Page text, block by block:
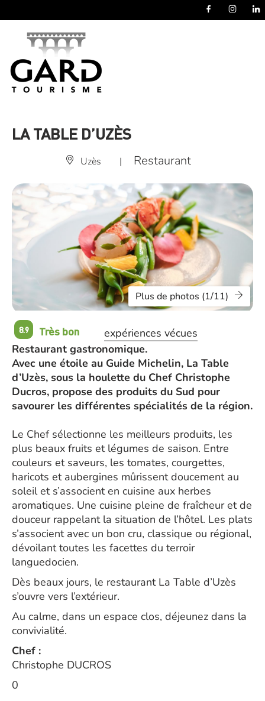
LA TABLE D’UZÈS
Uzès | Restaurant
Plus de photos (1/11)
8.9 Très bon
expériences vécues
Restaurant gastronomique.
Avec une étoile au Guide Michelin, La Table
d’Uzès, sous la houlette du Chef Christophe
Ducros, propose des produits du Sud pour
savourer les différentes spécialités de la région.
Le Chef sélectionne les meilleurs produits, les
plus beaux fruits et légumes de saison. Entre
couleurs et saveurs, les tomates, courgettes,
haricots et aubergines mûrissent doucement au
soleil et s’associent en cuisine aux herbes
aromatiques. Une cuisine pleine de fraîcheur et de
douceur rappelant la situation de l’hôtel. Les plats
s’associent avec un bon cru, classique ou régional,
dévoilant toutes les facettes du terroir
languedocien.
Dès beaux jours, le restaurant La Table d’Uzès
s’ouvre vers l’extérieur.
Au calme, dans un espace clos, déjeunez dans la
convivialité.
Chef :
Christophe DUCROS
0